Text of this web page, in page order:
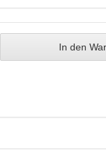
In den